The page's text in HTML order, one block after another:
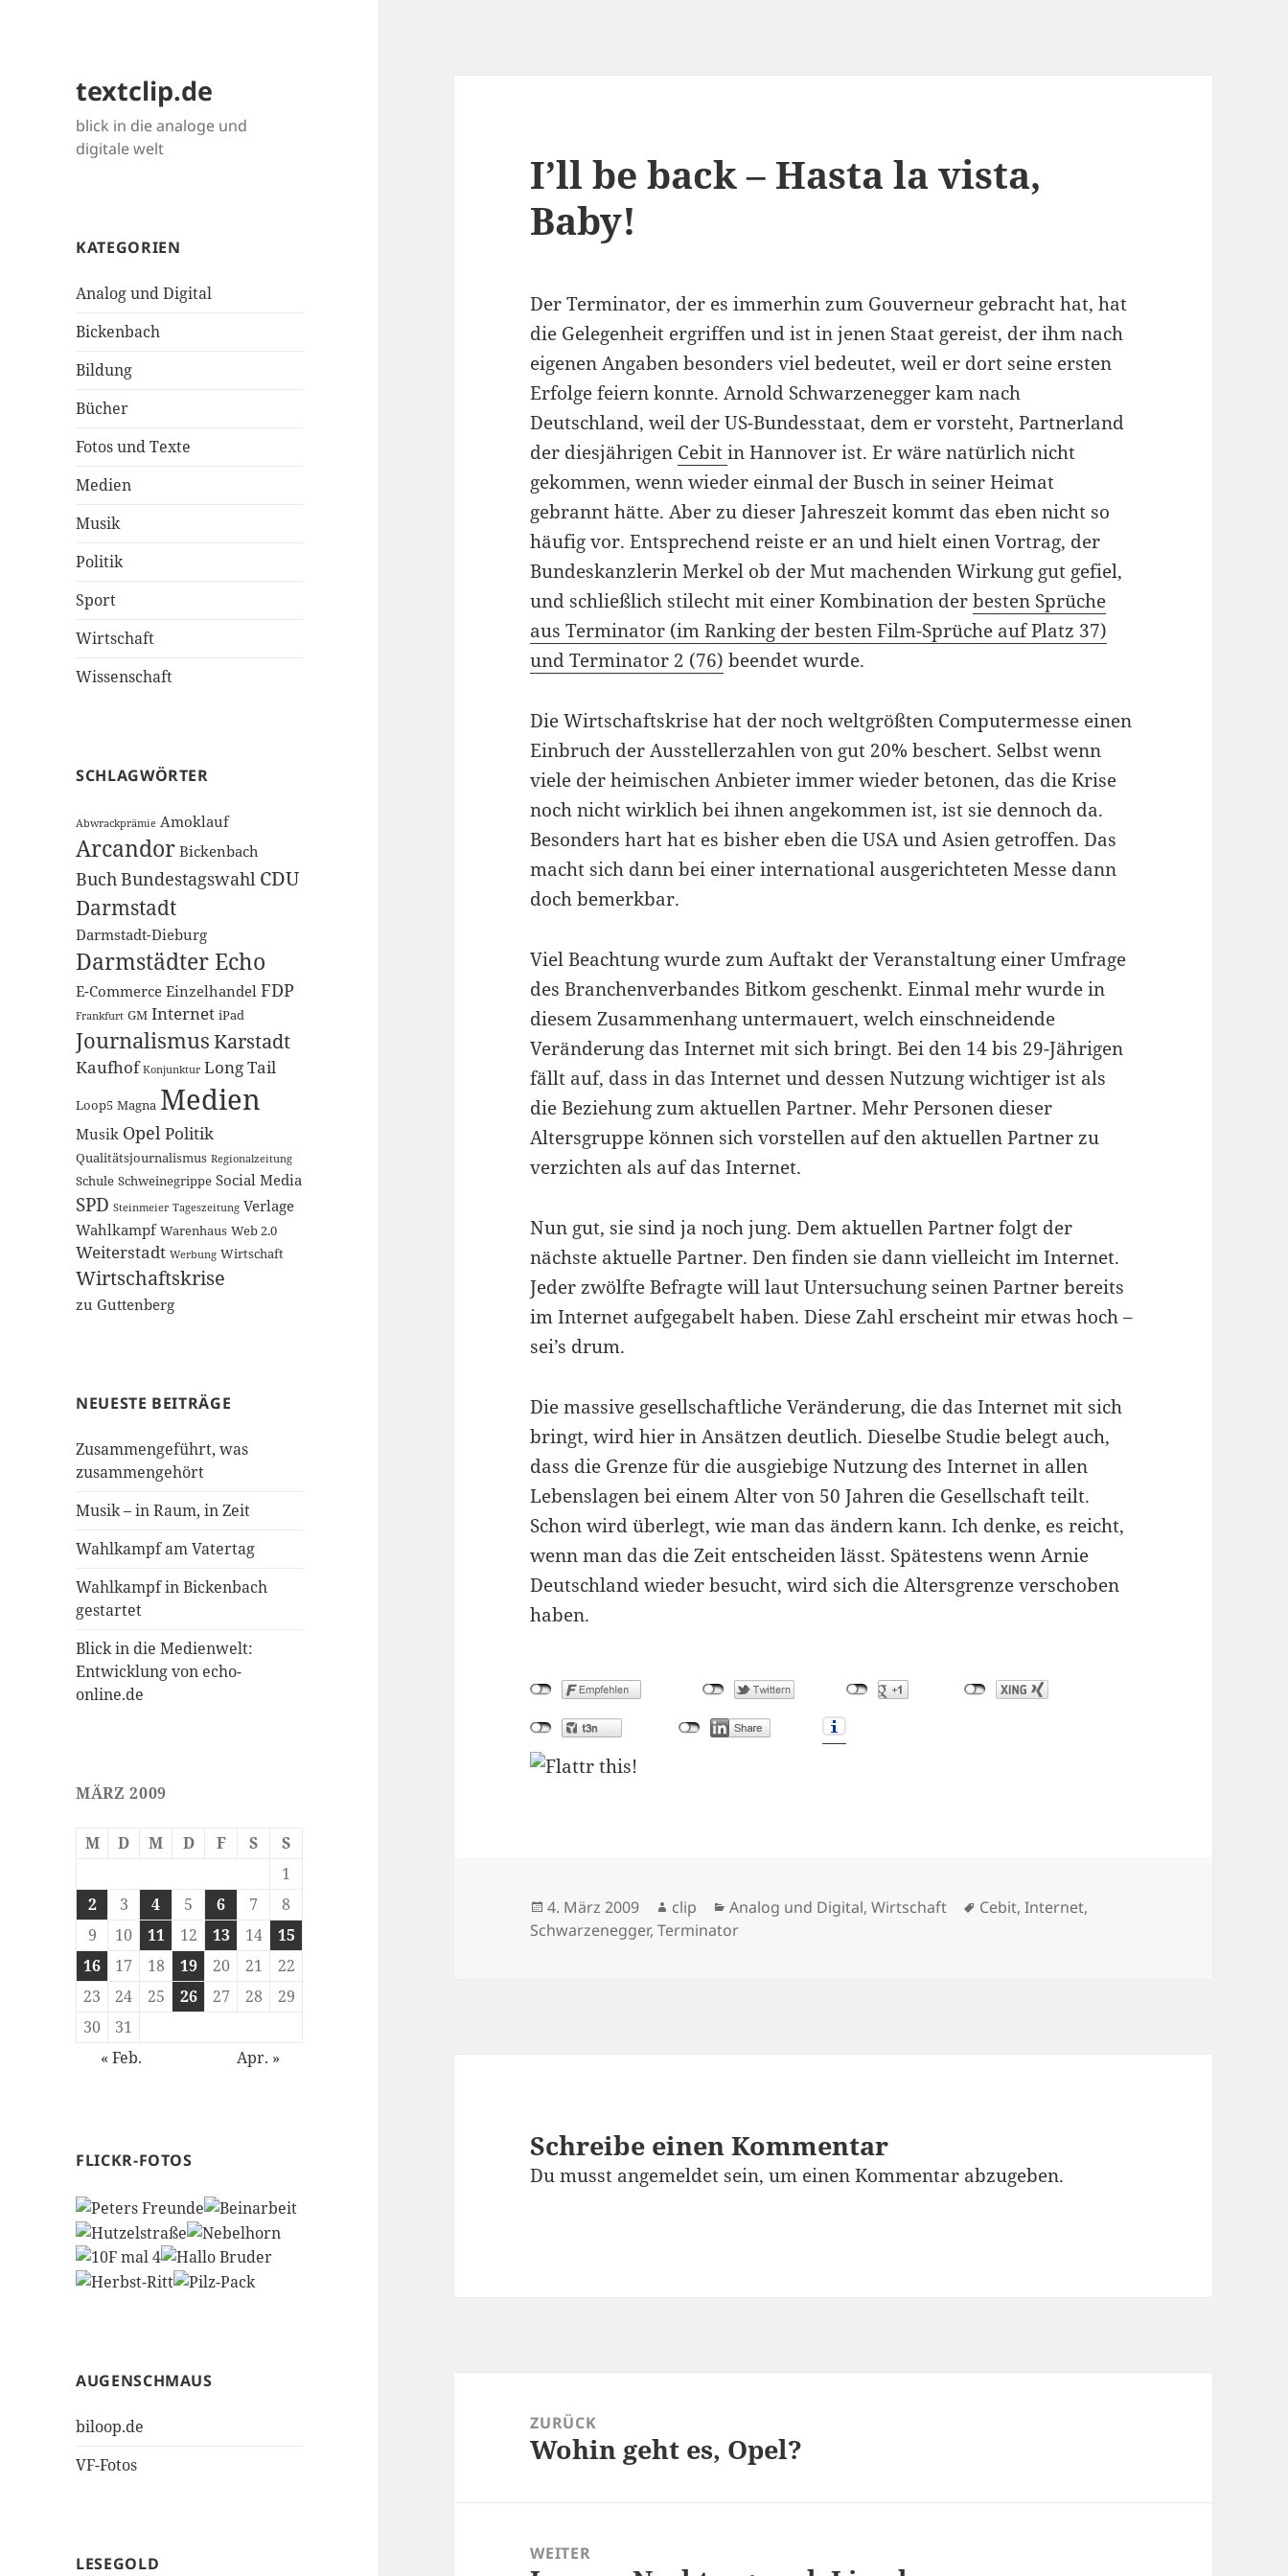
textclip.de
blick in die analoge und
digitale welt
KATEGORIEN
Analog und Digital
Bickenbach
Bildung
Bücher
Fotos und Texte
Medien
Musik
Politik
Sport
Wirtschaft
Wissenschaft
SCHLAGWÖRTER
Abwrackprämie Amoklauf
Arcandor Bickenbach
BuchBundestagswahl CDU
Darmstadt
Darmstadt-Dieburg
Darmstädter Echo
E-Commerce Einzelhandel FDP
Frankfurt GM Internet iPad
JournalismusKarstadt
Kaufhof Konjunktur Long Tail
Loop5 Magna Medien
Musik OpelPolitik
Qualitätsjournalismus Regionalzeitung
Schule Schweinegrippe Social Media
SPD Steinmeier Tageszeitung Verlage
Wahlkampf Warenhaus Web 2.0
Weiterstadt Werbung Wirtschaft
Wirtschaftskrise
zu Guttenberg
NEUESTE BEITRÄGE
Zusammengeführt, was
zusammengehört
Musik – in Raum, in Zeit
Wahlkampf am Vatertag
Wahlkampf in Bickenbach
gestartet
Blick in die Medienwelt:
Entwicklung von echo-
online.de
MÄRZ 2009
M D M D F S
S
1
2
3 4 5 6 7
8
9
10 11 12 13 14
15
16
17 18 19 20 21
22
23
24 25 26 27 28
29
30
31
« Feb.
Apr. »
FLICKR-FOTOS
AUGENSCHMAUS
biloop.de
VF-Fotos
LESEGOLD
I’ll be back – Hasta la vista,
Baby!
Der Terminator, der es immerhin zum Gouverneur gebracht hat, hat
die Gelegenheit ergriffen und ist in jenen Staat gereist, der ihm nach
eigenen Angaben besonders viel bedeutet, weil er dort seine ersten
Erfolge feiern konnte. Arnold Schwarzenegger kam nach
Deutschland, weil der US-Bundesstaat, dem er vorsteht, Partnerland
der diesjährigen Cebitin Hannover ist. Er wäre natürlich nicht
gekommen, wenn wieder einmal der Busch in seiner Heimat
gebrannt hätte. Aber zu dieser Jahreszeit kommt das eben nicht so
häufig vor. Entsprechend reiste er an und hielt einen Vortrag, der
Bundeskanzlerin Merkel ob der Mut machenden Wirkung gut gefiel,
und schließlich stilecht mit einer Kombination derbesten Sprüche
aus Terminator (im Ranking der besten Film-Sprüche auf Platz 37)
und Terminator 2 (76) beendet wurde.
Die Wirtschaftskrise hat der noch weltgrößten Computermesse einen
Einbruch der Ausstellerzahlen von gut 20% beschert. Selbst wenn
viele der heimischen Anbieter immer wieder betonen, das die Krise
noch nicht wirklich bei ihnen angekommen ist, ist sie dennoch da.
Besonders hart hat es bisher eben die USA und Asien getroffen. Das
macht sich dann bei einer international ausgerichteten Messe dann
doch bemerkbar.
Viel Beachtung wurde zum Auftakt der Veranstaltung einer Umfrage
des Branchenverbandes Bitkom geschenkt. Einmal mehr wurde in
diesem Zusammenhang untermauert, welch einschneidende
Veränderung das Internet mit sich bringt. Bei den 14 bis 29-Jährigen
fällt auf, dass in das Internet und dessen Nutzung wichtiger ist als
die Beziehung zum aktuellen Partner. Mehr Personen dieser
Altersgruppe können sich vorstellen auf den aktuellen Partner zu
verzichten als auf das Internet.
Nun gut, sie sind ja noch jung. Dem aktuellen Partner folgt der
nächste aktuelle Partner. Den finden sie dann vielleicht im Internet.
Jeder zwölfte Befragte will laut Untersuchung seinen Partner bereits
im Internet aufgegabelt haben. Diese Zahl erscheint mir etwas hoch –
sei’s drum.
Die massive gesellschaftliche Veränderung, die das Internet mit sich
bringt, wird hier in Ansätzen deutlich. Dieselbe Studie belegt auch,
dass die Grenze für die ausgiebige Nutzung des Internet in allen
Lebenslagen bei einem Alter von 50 Jahren die Gesellschaft teilt.
Schon wird überlegt, wie man das ändern kann. Ich denke, es reicht,
wenn man das die Zeit entscheiden lässt. Spätestens wenn Arnie
Deutschland wieder besucht, wird sich die Altersgrenze verschoben
haben.
Veröffentlicht
am
4. März 2009 Autor
clip Kategorien
Analog und Digital,Wirtschaft Schlagwörter
Cebit,Internet,
Schwarzenegger,Terminator
Schreibe einen Kommentar
Du musst angemeldet sein, um einen Kommentar abzugeben.
ZURÜCK
Vorheriger
Wohin geht es, Opel?
WEITER